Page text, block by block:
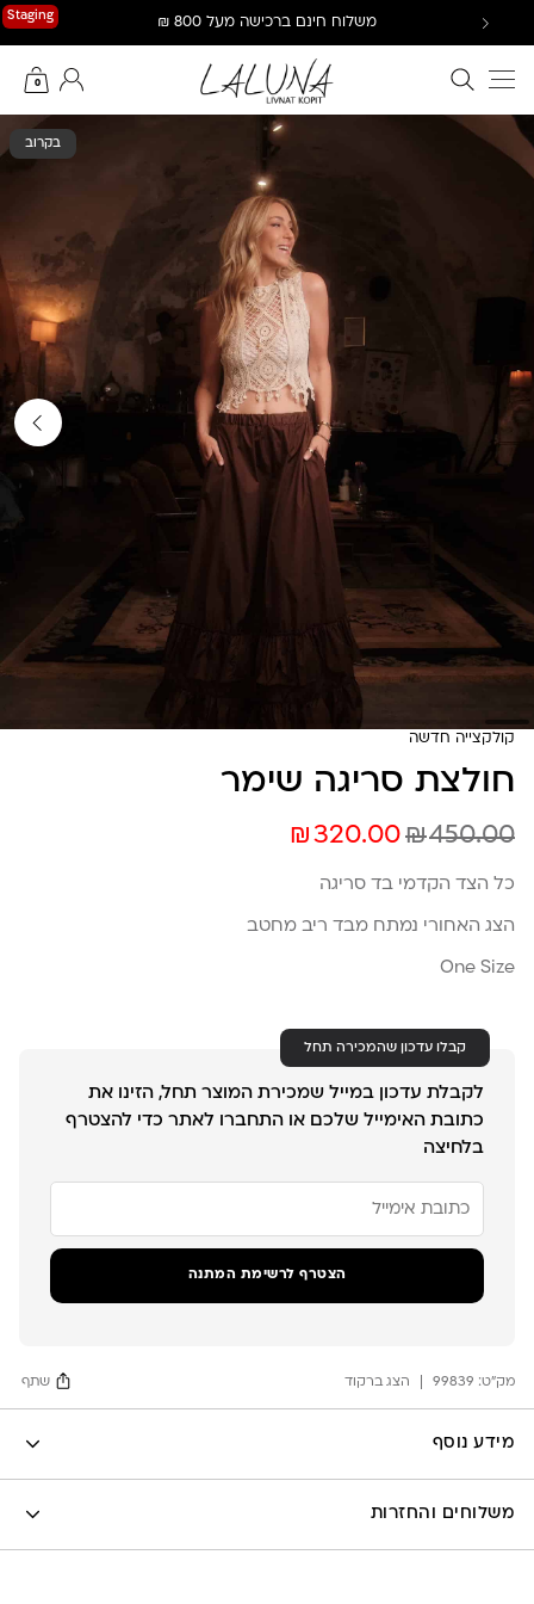
Staging משלוח חינם ברכישה מעל 800 ₪
חיפוש באתר
0
החשבון שלי
בקרוב
קולקצייה חדשה
חולצת סריגה שימר
₪320.00₪450.00
כל הצד הקדמי בד סריגה
הצג האחורי נמתח מבד ריב מחטב
One Size
קבלו עדכון שהמכירה תחל
לקבלת עדכון במייל שמכירת המוצר תחל, הזינו את
כתובת האימייל שלכם או התחברו לאתר כדי להצטרף
בלחיצה
את
כתובת
הדוא"ל
כדי
עבור
מוצר
הצטרף לרשימת המתנה
מק"ט: 99839 הצג ברקוד שתף
מידע נוסף
משלוחים והחזרות